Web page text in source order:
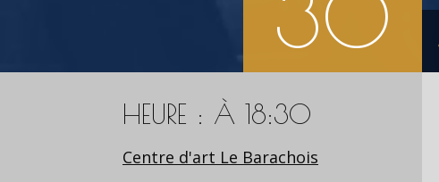
HEURE : À 18:30
Centre d'art Le Barachois